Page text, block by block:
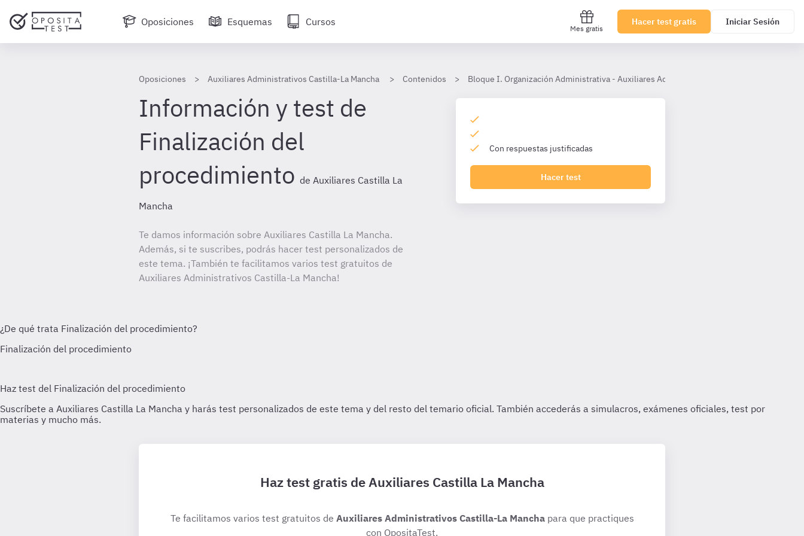
Oposiciones Esquemas Cursos
Mes gratis
Hacer test gratis Iniciar Sesión
Oposiciones Auxiliares Administrativos Castilla-La Mancha Contenidos Bloque I. Organización Administrativa - Auxiliares Administrativos Castilla La Mancha
Información y test de
Finalización del
procedimiento de Auxiliares Castilla La
Mancha
Te damos información sobre Auxiliares Castilla La Mancha.
Además, si te suscribes, podrás hacer test personalizados de
este tema. ¡También te facilitamos varios test gratuitos de
Auxiliares Administrativos Castilla-La Mancha!
Con respuestas justificadas
Hacer test
Haz test gratis de Auxiliares Castilla La Mancha
Te facilitamos varios test gratuitos de Auxiliares Administrativos Castilla-La Manchapara que practiques
con OpositaTest.